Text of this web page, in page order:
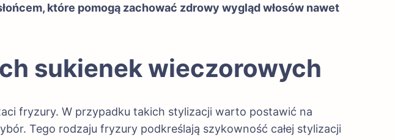
które pomogą zachować zdrowy wygląd włosów nawet
sukienek wieczorowych
fryzury. W przypadku takich stylizacji warto postawić na
Tego rodzaju fryzury podkreślają szykowność całej stylizacji